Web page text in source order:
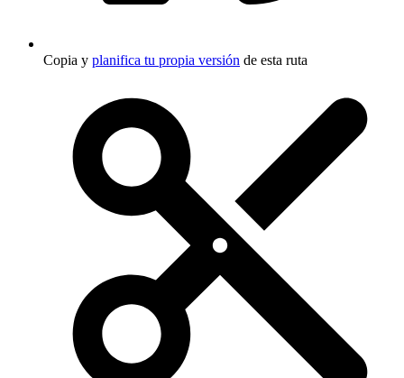
Copia y planifica tu propia versión de esta ruta